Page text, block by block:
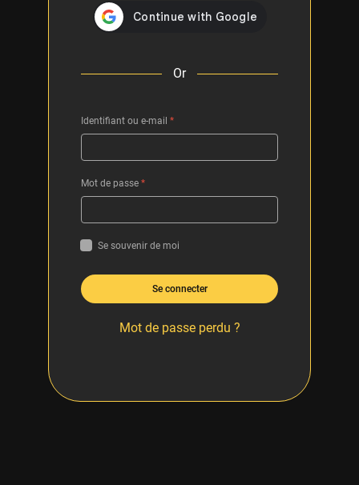
Or
Identifiant ou e-mail *
Mot de passe *
Se souvenir de moi
Se connecter
Mot de passe perdu ?